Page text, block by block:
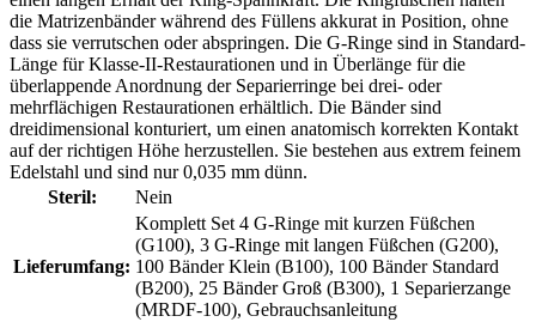
die Matrizenbänder während des Füllens akkurat in Position, ohne
dass sie verrutschen oder abspringen. Die G-Ringe sind in Standard-
Länge für Klasse-II-Restaurationen und in Überlänge für die
überlappende Anordnung der Separierringe bei drei- oder
mehrflächigen Restaurationen erhältlich. Die Bänder sind
dreidimensional konturiert, um einen anatomisch korrekten Kontakt
auf der richtigen Höhe herzustellen. Sie bestehen aus extrem feinem
Edelstahl und sind nur 0,035 mm dünn.
Steril:
Nein
Lieferumfang:
Komplett Set 4 G-Ringe mit kurzen Füßchen
(G100), 3 G-Ringe mit langen Füßchen (G200),
100 Bänder Klein (B100), 100 Bänder Standard
(B200), 25 Bänder Groß (B300), 1 Separierzange
(MRDF-100), Gebrauchsanleitung